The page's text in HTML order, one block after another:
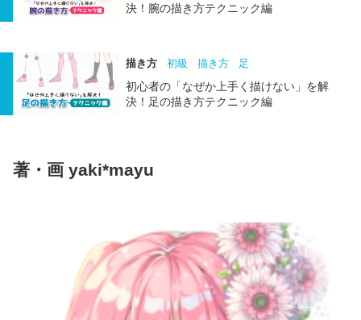
決！腕の描き方テクニック編
描き方 初級 描き方 足
初心者の「なぜか上手く描けない」を解
決！足の描き方テクニック編
著・画 yaki*mayu